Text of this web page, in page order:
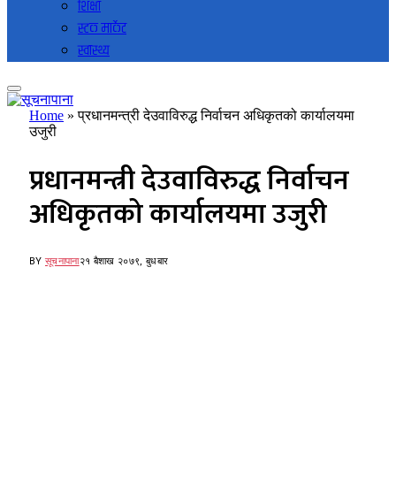
शिक्षा
स्टक मार्केट
स्वास्थ्य
Home »प्रधानमन्त्री देउवाविरुद्ध निर्वाचन अधिकृतको कार्यालयमा
उजुरी
प्रधानमन्त्री देउवाविरुद्ध निर्वाचन
अधिकृतको कार्यालयमा उजुरी
BY सूचनापाना२१ बैशाख २०७९, बुधबार